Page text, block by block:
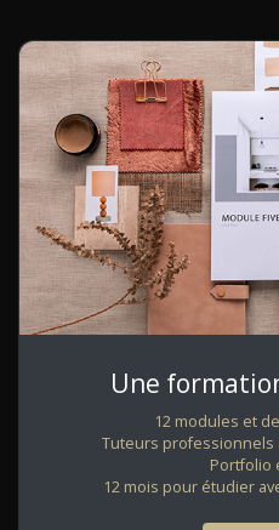
Une
12 modules et
Tuteurs professionnels
Portfolio
12 mois pour étudier